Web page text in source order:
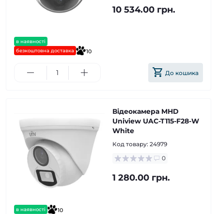
в наявності
безкоштовна доставка
10
10 534.00 грн.
До кошика
в наявності 10
Відеокамера MHD
Uniview UAC-T115-F28-W
White
Код товару: 24979
0
1 280.00 грн.